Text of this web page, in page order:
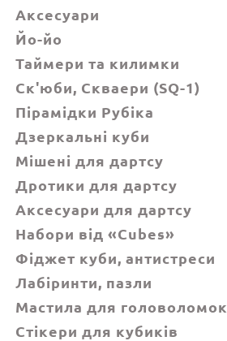
Аксесуари
Йо-йо
Таймери та килимки
Ск'юби, Cкваери (SQ-1)
Пірамідки Рубіка
Дзеркальні куби
Мішені для дартсу
Дротики для дартсу
Аксесуари для дартсу
Набори від «Cubes»
Фіджет куби, антистреси
Лабіринти, пазли
Мастила для головоломок
Стікери для кубиків